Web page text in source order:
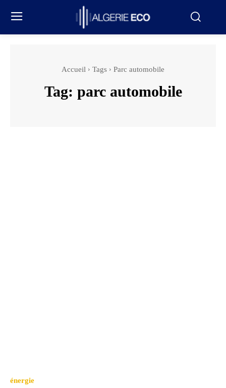
Accueil Tags Parc automobile
Tag: parc automobile
énergie